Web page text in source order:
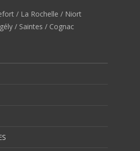
/ La Rochelle / Niort
/ Saintes / Cognac